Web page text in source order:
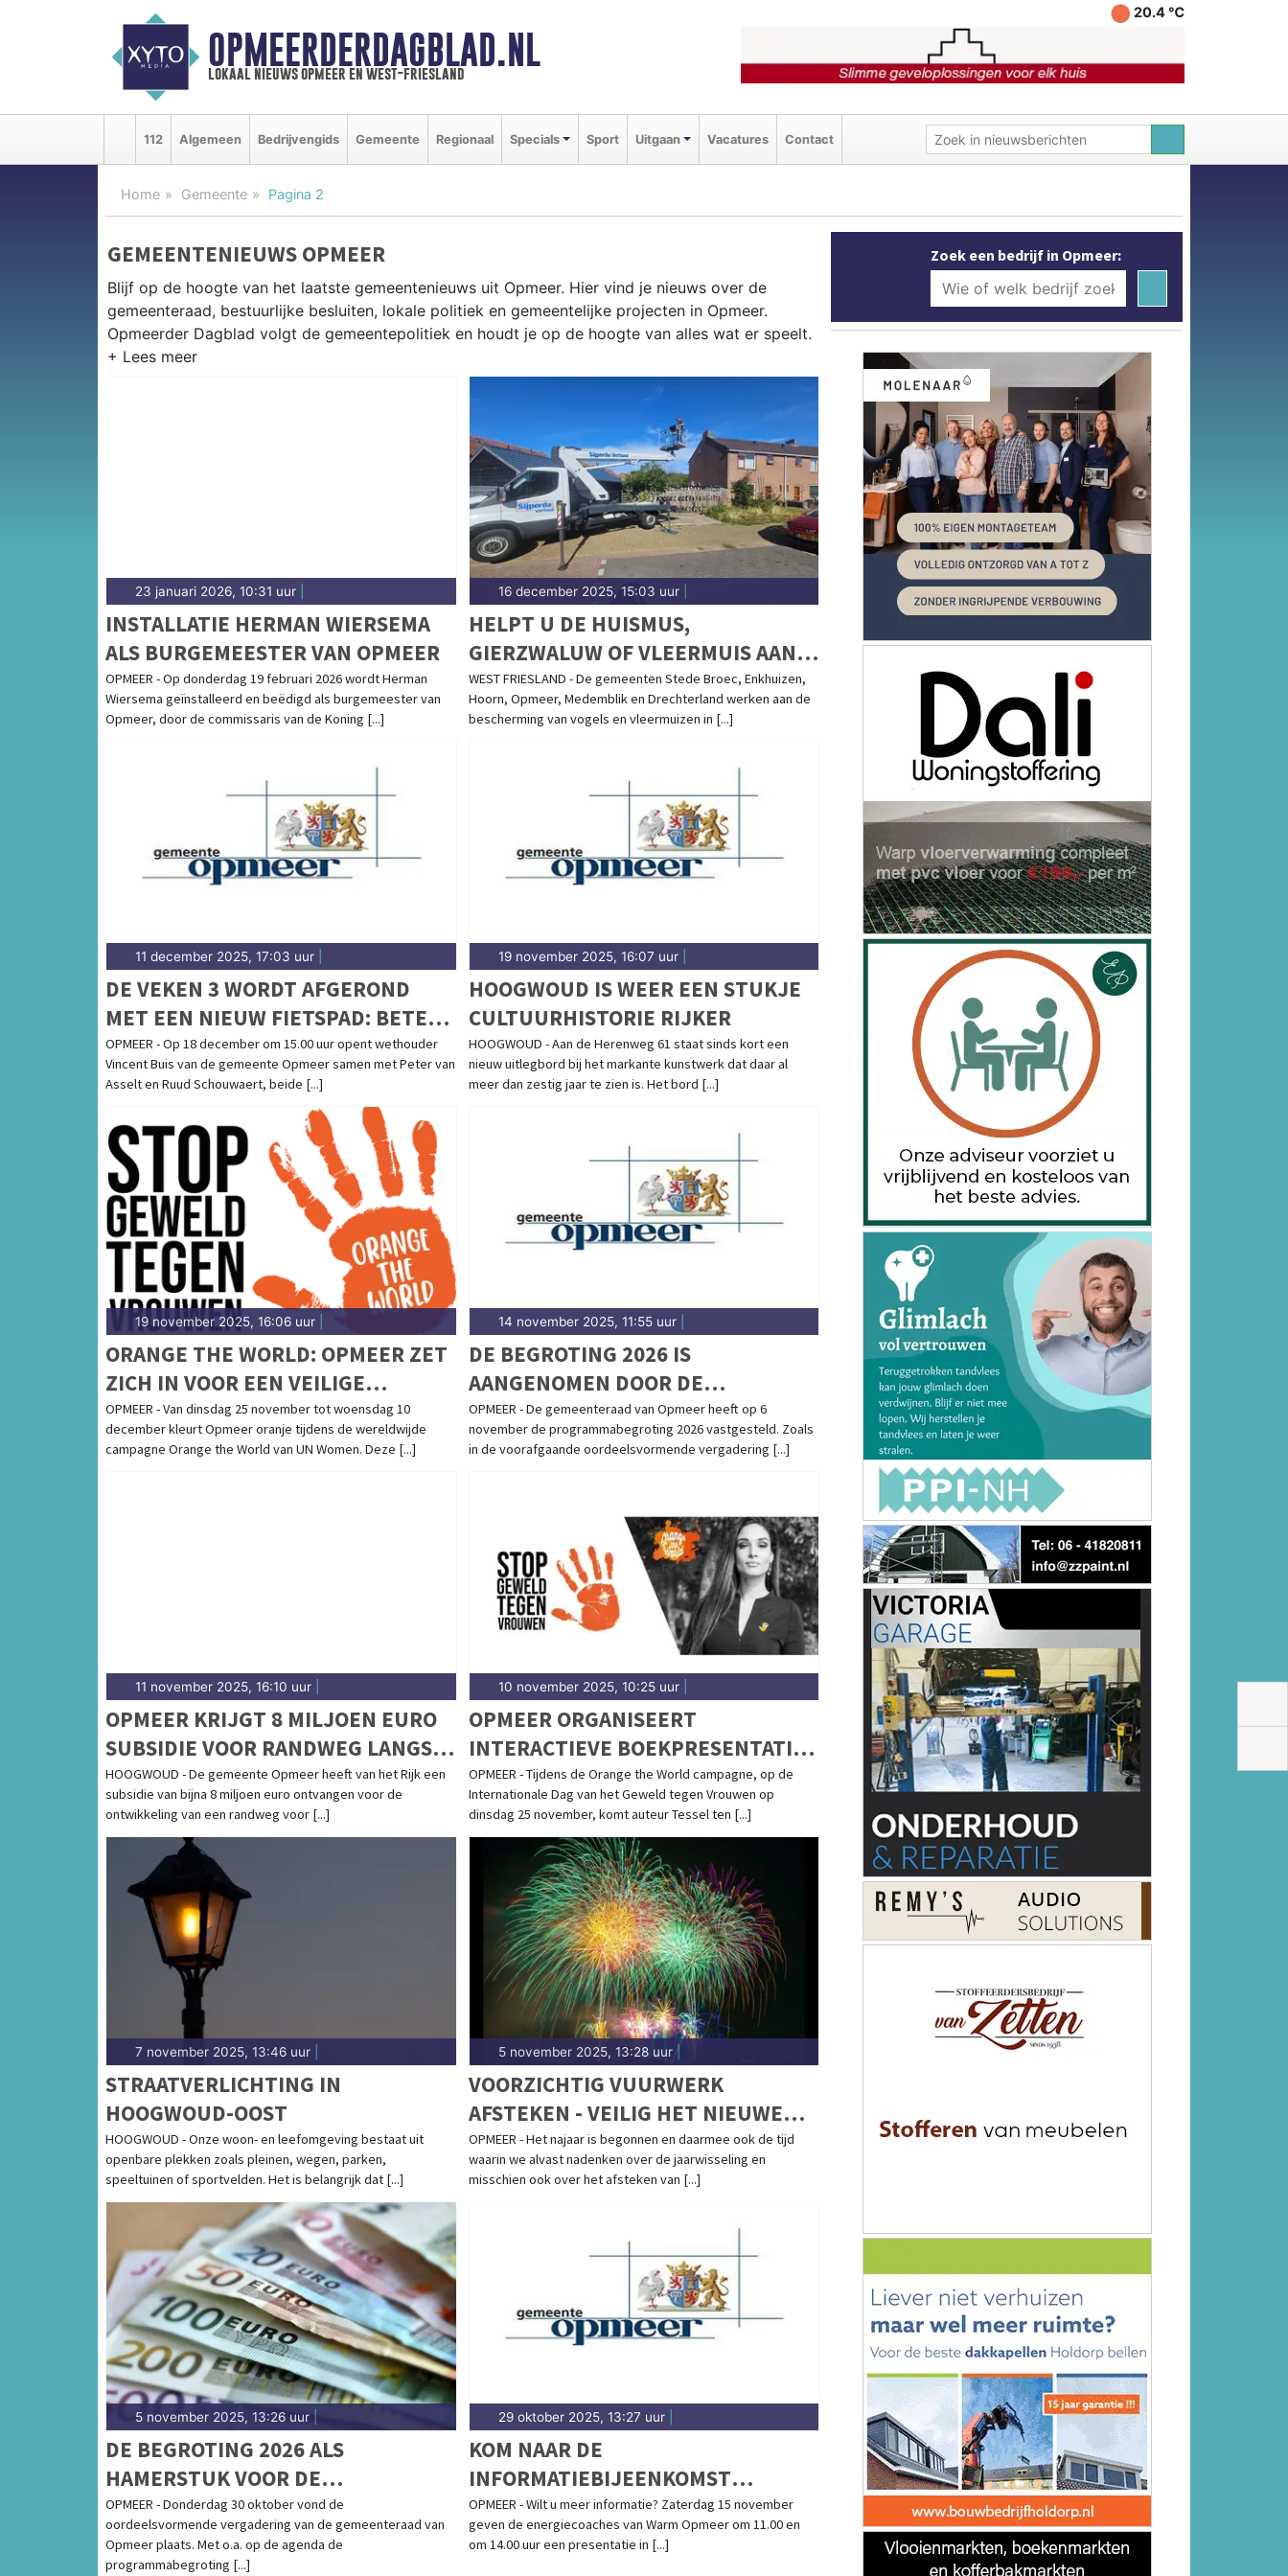
OPMEERDERDAGBLAD.NL
lokaal nieuws opmeer en west-friesland
20.4 ℃
112 Algemeen Bedrijvengids Gemeente Regionaal Specials Sport Uitgaan Vacatures Contact
Home Gemeente Pagina 2
GEMEENTENIEUWS OPMEER
Blijf op de hoogte van het laatste gemeentenieuws uit Opmeer. Hier vind je nieuws over de
gemeenteraad, bestuurlijke besluiten, lokale politiek en gemeentelijke projecten in Opmeer.
Opmeerder Dagblad volgt de gemeentepolitiek en houdt je op de hoogte van alles wat er speelt.
over natuur, recreatie en bereikbaarheid in de gemeente Opmeer. Hier vind je het complete
23 januari 2026, 10:31 uur
INSTALLATIE HERMAN WIERSEMA
ALS BURGEMEESTER VAN OPMEER
OPMEER - Op donderdag 19 februari 2026 wordt Herman
Wiersema geïnstalleerd en beëdigd als burgemeester van
Opmeer, door de commissaris van de Koning [...]
16 december 2025, 15:03 uur|
HELPT U DE HUISMUS,
GIERZWALUW OF VLEERMUIS AAN
EEN PLEK IN UW BUURT?
WESTFRIESE GEMEENTEN ZOEKEN
WEST FRIESLAND - De gemeenten Stede Broec, Enkhuizen,
Hoorn, Opmeer, Medemblik en Drechterland werken aan de
bescherming van vogels en vleermuizen in [...]
11 december 2025, 17:03 uur
DE VEKEN 3 WORDT AFGEROND
MET EEN NIEUW FIETSPAD: BETERE
BEREIKBAARHEID ÉN EXTRA
VEILIGHEID
OPMEER - Op 18 december om 15.00 uur opent wethouder
Vincent Buis van de gemeente Opmeer samen met Peter van
Asselt en Ruud Schouwaert, beide [...]
19 november 2025, 16:07 uur|
HOOGWOUD IS WEER EEN STUKJE
CULTUURHISTORIE RIJKER
HOOGWOUD - Aan de Herenweg 61 staat sinds kort een
nieuw uitlegbord bij het markante kunstwerk dat daar al
meer dan zestig jaar te zien is. Het bord [...]
19 november 2025, 16:06 uur
ORANGE THE WORLD: OPMEER ZET
ZICH IN VOOR EEN VEILIGE
OMGEVING VOOR VROUWEN EN
MEISJES
OPMEER - Van dinsdag 25 november tot woensdag 10
december kleurt Opmeer oranje tijdens de wereldwijde
campagne Orange the World van UN Women. Deze [...]
14 november 2025, 11:55 uur|
DE BEGROTING 2026 IS
AANGENOMEN DOOR DE
GEMEENTERAAD
OPMEER - De gemeenteraad van Opmeer heeft op 6
november de programmabegroting 2026 vastgesteld. Zoals
in de voorafgaande oordeelsvormende vergadering [...]
11 november 2025, 16:10 uur
OPMEER KRIJGT 8 MILJOEN EURO
SUBSIDIE VOOR RANDWEG LANGS
HOOGWOUD
HOOGWOUD - De gemeente Opmeer heeft van het Rijk een
subsidie van bijna 8 miljoen euro ontvangen voor de
ontwikkeling van een randweg voor [...]
10 november 2025, 10:25 uur|
OPMEER ORGANISEERT
INTERACTIEVE BOEKPRESENTATIE
IN ’T KERKHUYS OVER
VROUWENGEWELD TIJDENS
ORANGE THE WORLD
OPMEER - Tijdens de Orange the World campagne, op de
Internationale Dag van het Geweld tegen Vrouwen op
dinsdag 25 november, komt auteur Tessel ten [...]
7 november 2025, 13:46 uur
STRAATVERLICHTING IN
HOOGWOUD-OOST
HOOGWOUD - Onze woon- en leefomgeving bestaat uit
openbare plekken zoals pleinen, wegen, parken,
speeltuinen of sportvelden. Het is belangrijk dat [...]
5 november 2025, 13:28 uur|
VOORZICHTIG VUURWERK
AFSTEKEN - VEILIG HET NIEUWE
JAAR IN
OPMEER - Het najaar is begonnen en daarmee ook de tijd
waarin we alvast nadenken over de jaarwisseling en
misschien ook over het afsteken van [...]
5 november 2025, 13:26 uur
DE BEGROTING 2026 ALS
HAMERSTUK VOOR DE
BESLUITVORMENDE
RAADSVERGADERING
OPMEER - Donderdag 30 oktober vond de
oordeelsvormende vergadering van de gemeenteraad van
Opmeer plaats. Met o.a. op de agenda de
programmabegroting [...]
29 oktober 2025, 13:27 uur|
KOM NAAR DE
INFORMATIEBIJEENKOMST
ZATERDAG 15 NOVEMBER OVER
SUBSIDIE VOOR ISOLATIE
OPMEER - Wilt u meer informatie? Zaterdag 15 november
geven de energiecoaches van Warm Opmeer om 11.00 en
om 14.00 uur een presentatie in [...]
Zoek een bedrijf in Opmeer: